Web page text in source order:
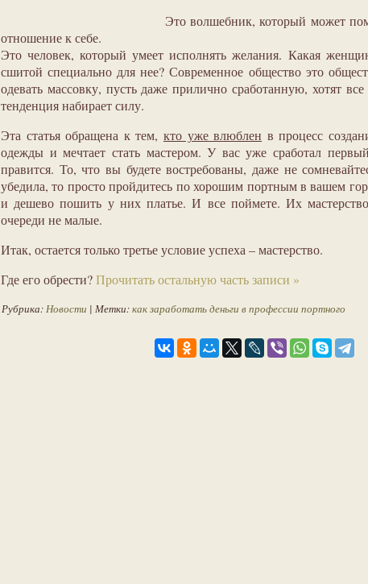
Это волшебник, который может
отношение к себе.
Это человек, который умеет исполнять желания. Какая
сшитой специально для нее? Современное общество это
одевать массовку, пусть даже прилично сработанную, хотят
тенденция набирает силу.
Эта статья обращена к тем, кто уже влюблен в процесс
одежды и мечтает стать мастером. У вас уже сработал
правится. То, что вы будете востребованы, даже не
убедила, то просто пройдитесь по хорошим портным в вашем
и дешево пошить у них платье. И все поймете. Их
очереди не малые.
Итак, остается только третье условие успеха – мастерство.
Где его обрести?Прочитать остальную часть записи »
Рубрика:Новости | Метки:как заработать деньги в профессии портного